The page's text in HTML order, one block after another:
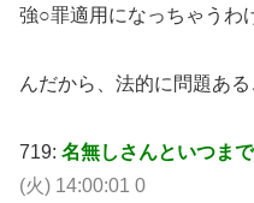
強○罪適用になっちゃうわ
んだから、法的に問題あ
719: 名無しさんといつま
(火) 14:00:01 0